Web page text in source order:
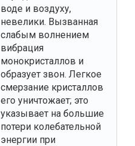
воде и воздуху,
невелики. Вызванная
слабым волнением
вибрация
монокристаллов и
образует звон. Легкое
смерзание кристаллов
его уничтожает; это
указывает на большие
потери колебательной
энергии при